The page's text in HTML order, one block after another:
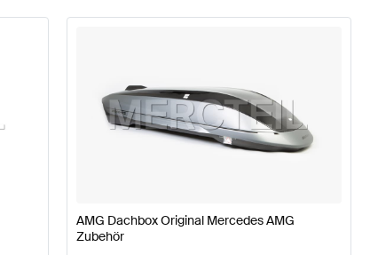
AMG Dachbox Original Mercedes AMG
Zubehör